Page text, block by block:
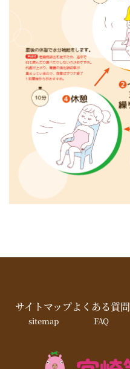
サイトマップ
sitemap
よくある質問
FAQ